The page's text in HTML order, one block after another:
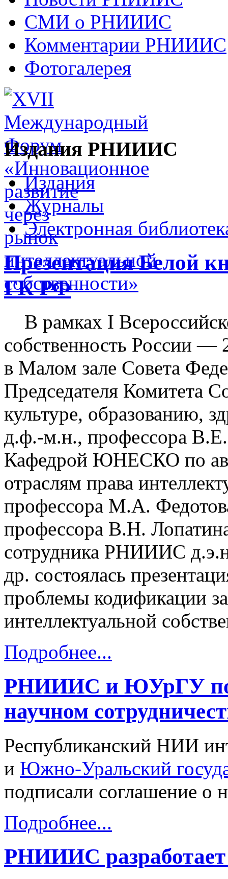
СМИ о РНИИИС
Комментарии РНИИИС
Фотогалерея
Издания РНИИИС
Издания
Журналы
Электронная
Презентация Белой
ГК РФ
В рамках I
собственность России —
в Малом зале Совета
Председателя Комитета
культуре, образованию,
д.ф.-м.н., профессора
Кафедрой ЮНЕСКО по
отраслям права
профессора М.А.
профессора В.Н.
сотрудника РНИИИС
др. состоялась
проблемы кодификации
интеллектуальной
Подробнее...
РНИИИС и ЮУрГУ
научном
Республиканский НИИ
и Южно-Уральский
подписали соглашение о
Подробнее...
РНИИИС